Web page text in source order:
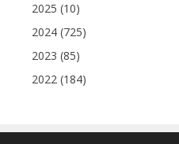
2025 (10)
2024 (725)
2023 (85)
2022 (184)